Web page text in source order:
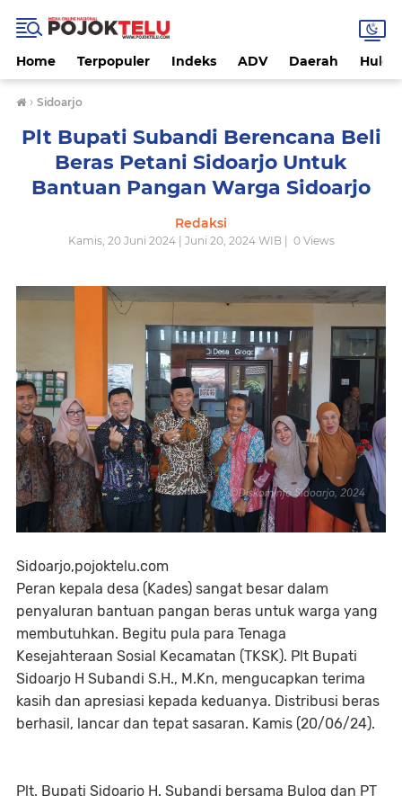
Home Terpopuler Indeks ADV Daerah
› Sidoarjo
Plt Bupati Subandi Berencana Beli
Beras Petani Sidoarjo Untuk
Bantuan Pangan Warga Sidoarjo
Redaksi
Kamis, 20 Juni 2024 | Juni 20, 2024 WIB | 0Views
Sidoarjo,pojoktelu.com
Peran kepala desa (Kades) sangat besar dalam
penyaluran bantuan pangan beras untuk warga yang
membutuhkan. Begitu pula para Tenaga
Kesejahteraan Sosial Kecamatan (TKSK). Plt Bupati
Sidoarjo H Subandi S.H., M.Kn, mengucapkan terima
kasih dan apresiasi kepada keduanya. Distribusi beras
berhasil, lancar dan tepat sasaran. Kamis (20/06/24).
Plt. Bupati Sidoarjo H. Subandi bersama Bulog dan PT